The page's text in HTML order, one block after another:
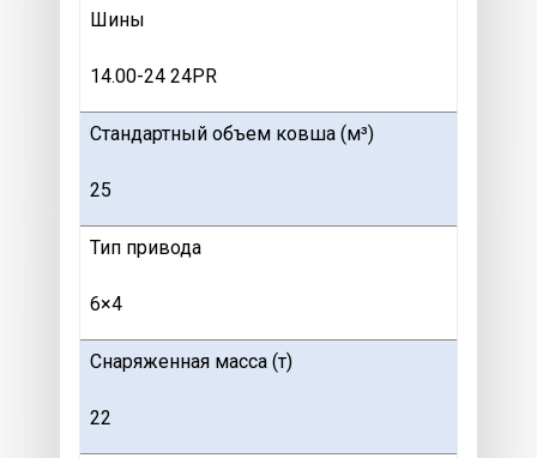
Шины
14.00-24 24PR
Стандартный объем ковша (м³)
25
Тип привода
6×4
Снаряженная масса (т)
22